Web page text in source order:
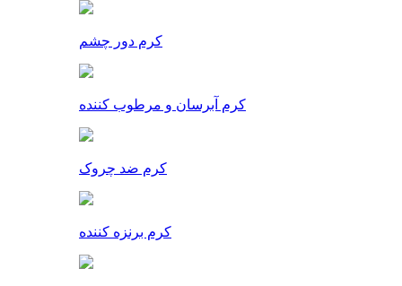
کرم دور چشم
کرم آبرسان و مرطوب کننده
کرم ضد چروک
کرم برنزه کننده